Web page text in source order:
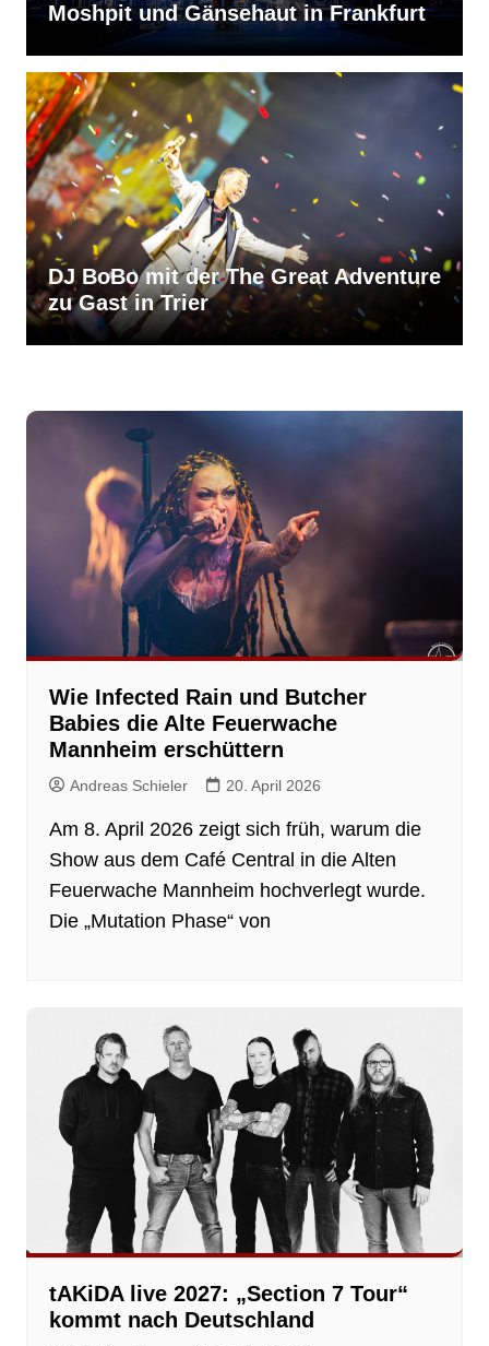
Moshpit und Gänsehaut in Frankfurt
DJ BoBo mit der The Great Adventure
zu Gast in Trier
Wie Infected Rain und Butcher
Babies die Alte Feuerwache
Mannheim erschüttern
Andreas Schieler 20. April 2026
Am 8. April 2026 zeigt sich früh, warum die
Show aus dem Café Central in die Alten
Feuerwache Mannheim hochverlegt wurde.
Die „Mutation Phase“ von
tAKiDA live 2027: „Section 7 Tour“
kommt nach Deutschland